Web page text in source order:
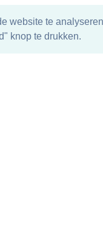
website te
knop te drukken.